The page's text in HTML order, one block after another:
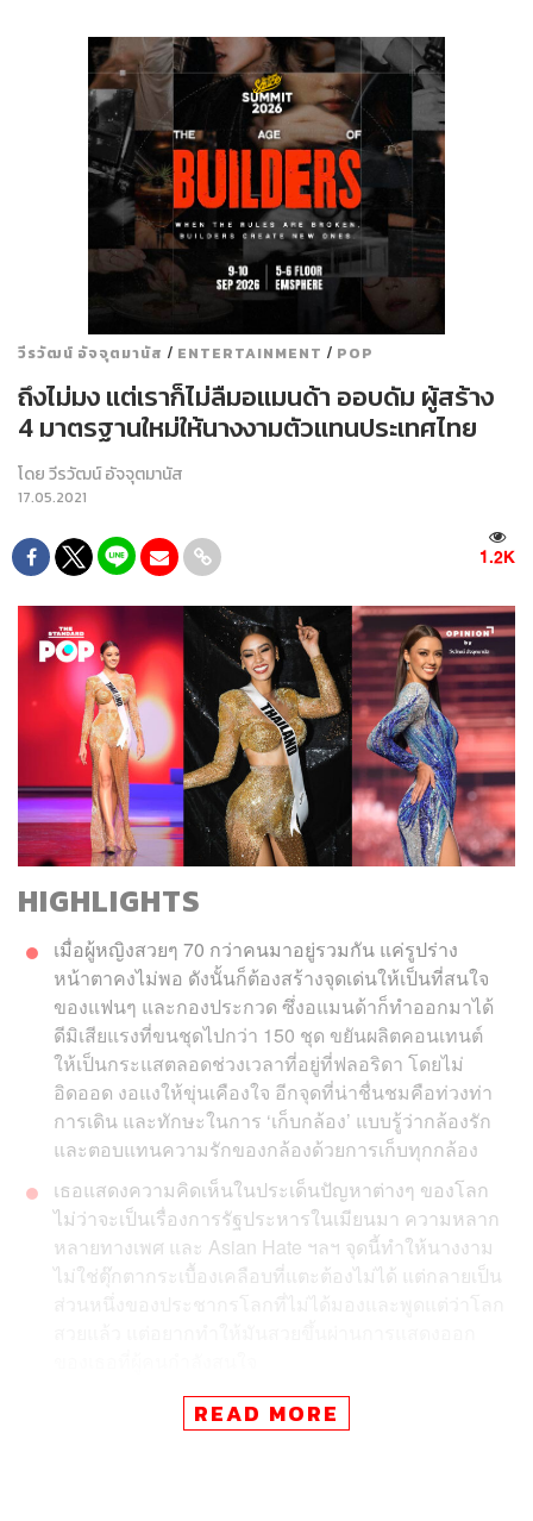
วีรวัฒน์ อัจจุตมานัส / ENTERTAINMENT / POP
ถึงไม่มง แต่เราก็ไม่ลืมอแมนด้า ออบดัม ผู้สร้าง
4 มาตรฐานใหม่ให้นางงามตัวแทนประเทศไทย
โดยวีรวัฒน์ อัจจุตมานัส
17.05.2021
1.2K
HIGHLIGHTS
เมื่อผู้หญิงสวยๆ 70 กว่าคนมาอยู่รวมกัน แค่รูปร่าง
หน้าตาคงไม่พอ ดังนั้นก็ต้องสร้างจุดเด่นให้เป็นที่สนใจ
ของแฟนๆ และกองประกวด ซึ่งอแมนด้าก็ทำออกมาได้
ดีมิเสียแรงที่ขนชุดไปกว่า 150 ชุด ขยันผลิตคอนเทนต์
ให้เป็นกระแสตลอดช่วงเวลาที่อยู่ที่ฟลอริดา โดยไม่
อิดออด งอแงให้ขุ่นเคืองใจ อีกจุดที่น่าชื่นชมคือท่วงท่า
การเดิน และทักษะในการ ‘เก็บกล้อง’ แบบรู้ว่ากล้องรัก
และตอบแทนความรักของกล้องด้วยการเก็บทุกกล้อง
เธอแสดงความคิดเห็นในประเด็นปัญหาต่างๆ ของโลก
ไม่ว่าจะเป็นเรื่องการรัฐประหารในเมียนมา ความหลาก
หลายทางเพศ และ Asian Hate ฯลฯ จุดนี้ทำให้นางงาม
ไม่ใช่ตุ๊กตากระเบื้องเคลือบที่แตะต้องไม่ได้ แต่กลายเป็น
เธอน่าจะเป็น Miss Universe Thailand ที่แสดงแนวคิด
ทางการเมืองตั้งแต่ยังอยู่ในตำแหน่ง แม้จะไม่ได้ออกมา
READ MORE